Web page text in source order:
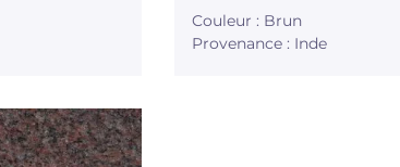
Couleur : Brun
Provenance : Inde